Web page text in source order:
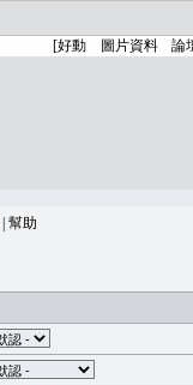
幫助